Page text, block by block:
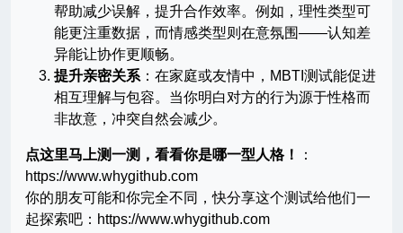
帮助减少误解，提升合作效率。例如，理性类型可
能更注重数据，而情感类型则在意氛围——认知差
异能让协作更顺畅。
提升亲密关系 ：在家庭或友情中，MBTI测试能促进
相互理解与包容。当你明白对方的行为源于性格而
非故意，冲突自然会减少。
点这里马上测一测，看看你是哪一型人格！
：
https://www.whygithub.com
你的朋友可能和你完全不同，快分享这个测试给他们一
起探索吧：https://www.whygithub.com